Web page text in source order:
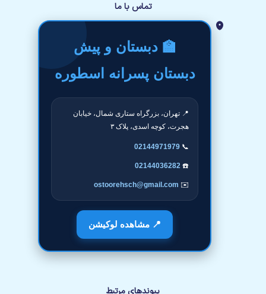
تماس با ما
🏫 دبستان و پیش
دبستان پسرانه اسطوره
📍 تهران، بزرگراه ستاری شمال، خیابان
هجرت، کوچه اسدی، پلاک ۳
📞
02144971979
☎️
02144036282
✉️
ostoorehsch@gmail.com
📍 مشاهده لوکیشن
پیوندهای مرتبط